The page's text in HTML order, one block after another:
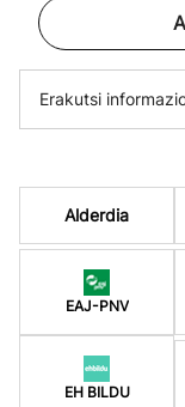
Erakutsi
Alderdia
EAJ-PNV
EH BILDU